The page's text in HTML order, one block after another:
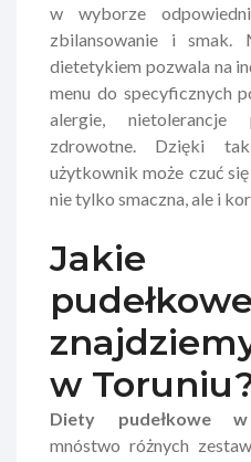
w wyborze
zbilansowanie i smak.
dietetykiem pozwala na
menu do specyficznych
alergie,
zdrowotne. Dzięki
użytkownik może czuć
nie tylko smaczna, ale i
pudełkowe
w
Diety pudełkowe
mnóstwo różnych